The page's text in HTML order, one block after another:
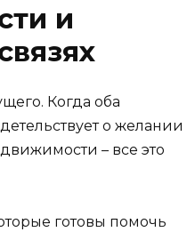
и
Когда оба
о желании
– все это
готовы помочь